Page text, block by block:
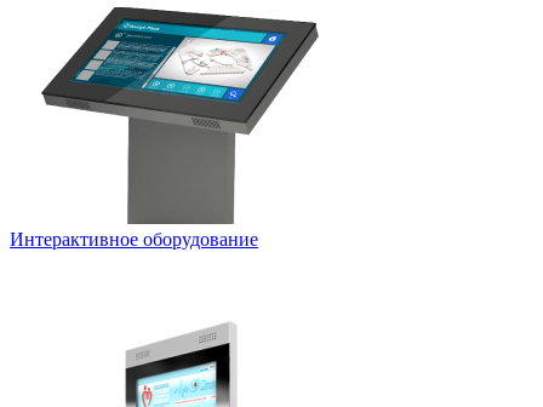
Интерактивное оборудование